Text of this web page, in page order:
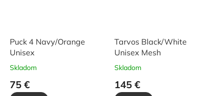
Puck 4 Navy/Orange
Unisex
Skladom
75 €
Tarvos Black/White
Unisex Mesh
Skladom
145 €